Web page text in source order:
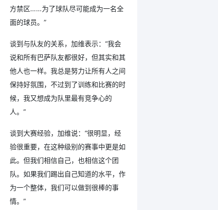
方禁区……为了球队尽可能成为一名全
面的球员。”
谈到与队友的关系，加维表示：“我会
说和所有巴萨队友都很好，但其实和其
他人也一样。我总是努力让所有人之间
保持好氛围，不过到了训练和比赛的时
候，我又想成为队里最有竞争心的
人。”
谈到大赛经验，加维说：“很明显，经
验很重要，在这种级别的赛事中更是如
此。但我们相信自己，也相信这个团
队。如果我们踢出自己知道的水平，作
为一个整体，我们可以做到很棒的事
情。”